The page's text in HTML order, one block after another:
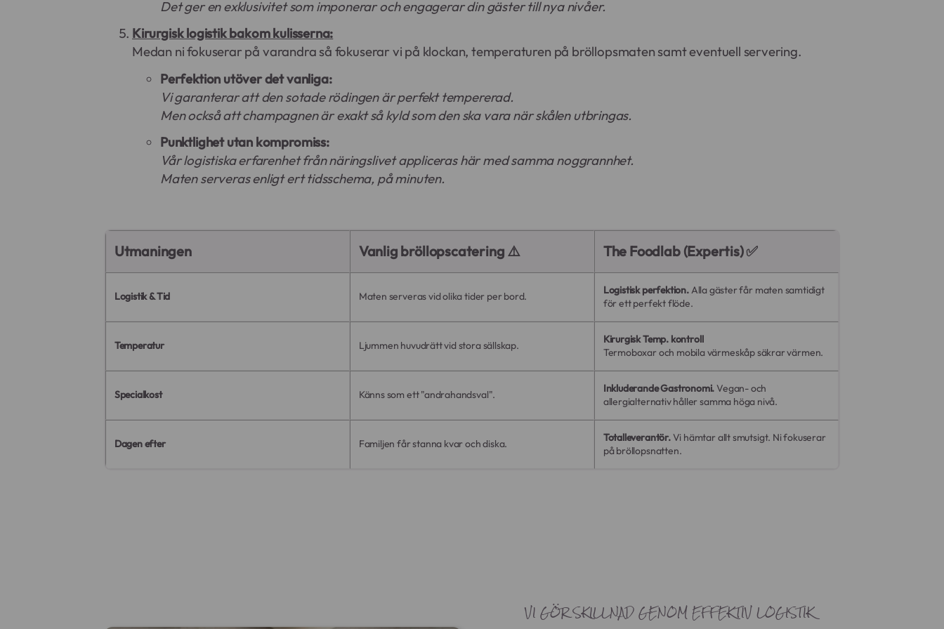
Det ger en exklusivitet som imponerar och engagerar din gäster till nya nivåer.
Kirurgisk logistik bakom kulisserna:
Medan ni fokuserar på varandra så fokuserar vi på klockan, temperaturen på bröllopsmaten samt eventuell servering.
Perfektion utöver det vanliga:
Vi garanterar att den sotade rödingen är perfekt tempererad.
Men också att champagnen är exakt så kyld som den ska vara när skålen utbringas.
Punktlighet utan kompromiss:
Vår logistiska erfarenhet från näringslivet appliceras här med samma noggrannhet.
Maten serveras enligt ert tidsschema, på minuten.
Utmaningen Vanlig bröllopscatering ⚠️ The Foodlab (Expertis) ✅
Logistik & Tid Maten serveras vid olika tider per bord. Logistisk perfektion.Alla gäster får maten samtidigt
för ett perfekt flöde.
Temperatur Ljummen huvudrätt vid stora sällskap. Kirurgisk Temp. kontroll
Termoboxar och mobila värmeskåp säkrar värmen.
Specialkost Känns som ett "andrahandsval". Inkluderande Gastronomi.Vegan- och
allergialternativ håller samma höga nivå.
Dagen efter Familjen får stanna kvar och diska. Totalleverantör.Vi hämtar allt smutsigt. Ni fokuserar
på bröllopsnatten.
VI GÖR SKILLNAD GENOM EFFEKTIV LOGISTIK